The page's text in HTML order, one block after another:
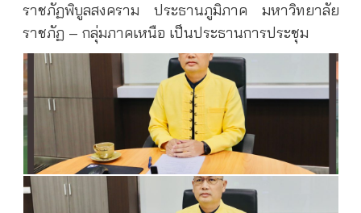
ราชภัฏพิบูลสงคราม ประธานภูมิภาค มหาวิทยาลัย
ราชภัฏ – กลุ่มภาคเหนือ เป็นประธานการประชุม